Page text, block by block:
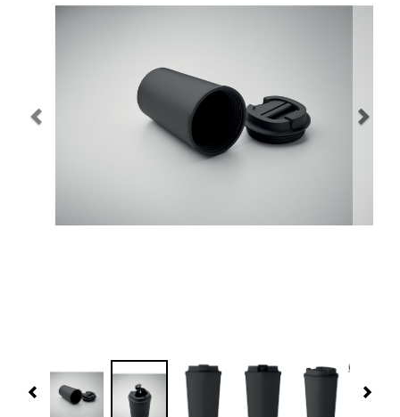
Navidad 🎄 Invierno
Más Regalos
Previous